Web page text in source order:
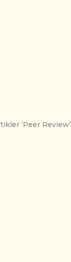
‘Peer Review’